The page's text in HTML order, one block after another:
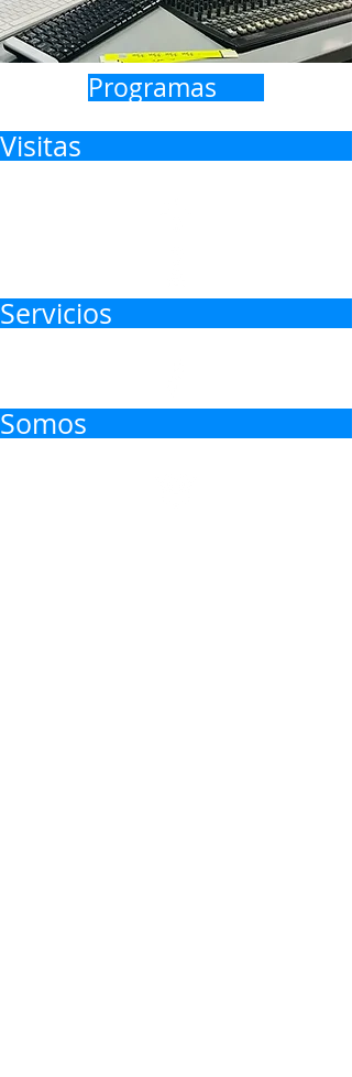
Programas
Visitas
Servicios
Somos